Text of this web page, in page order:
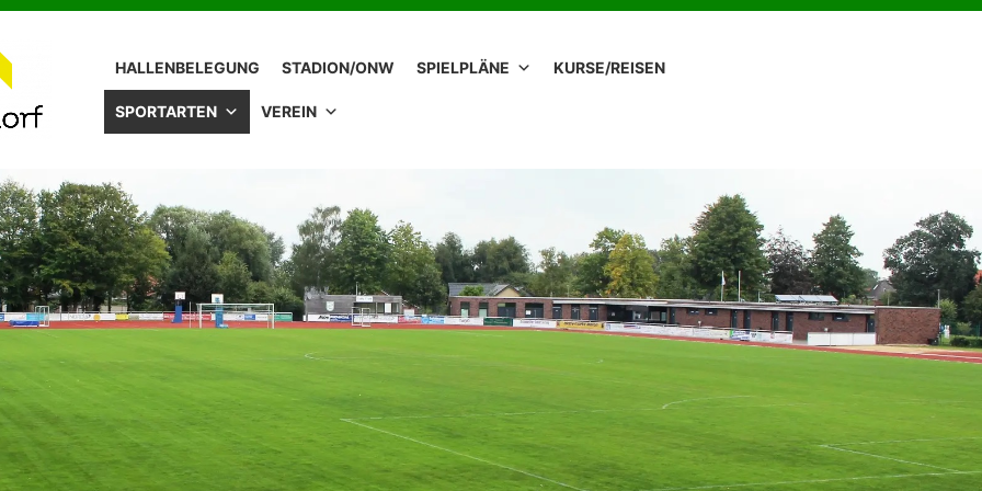
HALLENBELEGUNG STADION/ONW SPIELPLÄNE KURSE/REISEN
SPORTARTEN VEREIN